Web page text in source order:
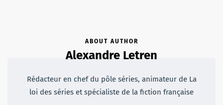
ABOUT AUTHOR
Alexandre Letren
Rédacteur en chef du pôle séries, animateur de La
loi des séries et spécialiste de la fiction française